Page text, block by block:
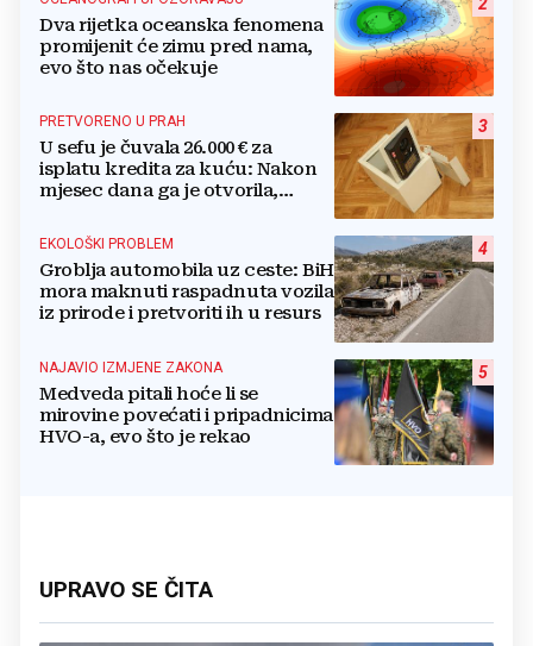
Dva rijetka oceanska fenomena
promijenit će zimu pred nama,
evo što nas očekuje
3
PRETVORENO U PRAH
U sefu je čuvala 26.000 € za
isplatu kredita za kuću: Nakon
mjesec dana ga je otvorila,
4
EKOLOŠKI PROBLEM
Groblja automobila uz ceste: BiH
mora maknuti raspadnuta vozila
iz prirode i pretvoriti ih u resurs
5
NAJAVIO IZMJENE ZAKONA
Medveda pitali hoće li se
mirovine povećati i pripadnicima
HVO-a, evo što je rekao
UPRAVO SE ČITA